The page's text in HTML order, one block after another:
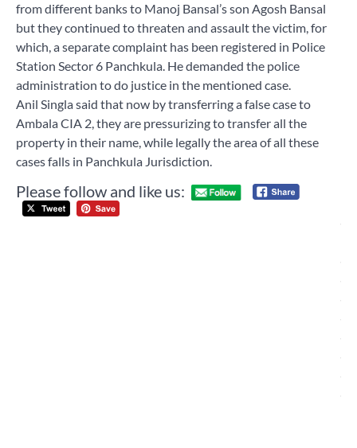
from different banks to Manoj Bansal’s son Agosh Bansal
but they continued to threaten and assault the victim, for
which, a separate complaint has been registered in Police
Station Sector 6 Panchkula. He demanded the police
administration to do justice in the mentioned case.
Anil Singla said that now by transferring a false case to
Ambala CIA 2, they are pressurizing to transfer all the
property in their name, while legally the area of ​​all these
cases falls in Panchkula Jurisdiction.
Please follow and like us:
Post